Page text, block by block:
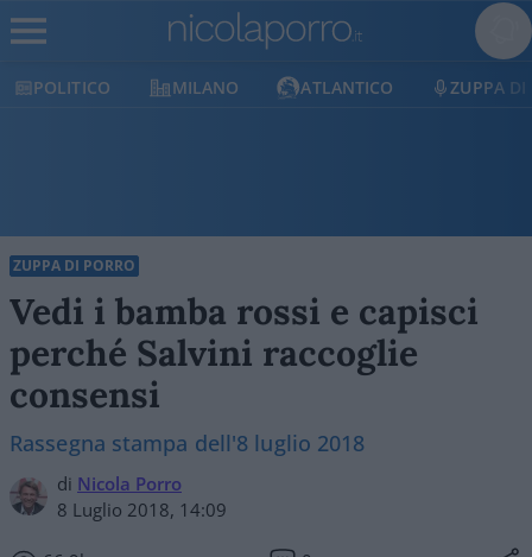
POLITICO MILANO ATLANTICO ZUPPA DI
ZUPPA DI PORRO
Vedi i bamba rossi e capisci
perché Salvini raccoglie
consensi
Rassegna stampa dell'8 luglio 2018
di Nicola Porro
8 Luglio 2018, 14:09